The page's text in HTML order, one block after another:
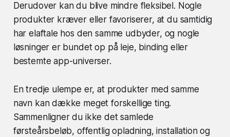
Derudover kan du blive mindre fleksibel. Nogle
produkter kræver eller favoriserer, at du samtidig
har elaftale hos den samme udbyder, og nogle
løsninger er bundet op på leje, binding eller
bestemte app-universer.
En tredje ulempe er, at produkter med samme
navn kan dække meget forskellige ting.
Sammenligner du ikke det samlede
førsteårsbeløb, offentlig opladning, installation og